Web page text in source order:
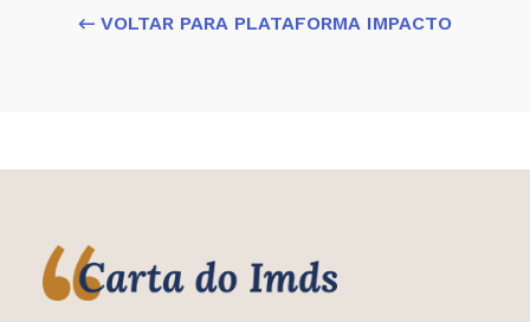
← VOLTAR PARA PLATAFORMA IMPACTO